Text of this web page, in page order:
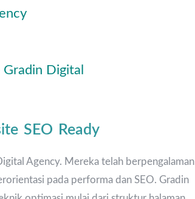
Digital
SEO Ready
Agency. Mereka telah berpengalaman
pada performa dan SEO. Gradin